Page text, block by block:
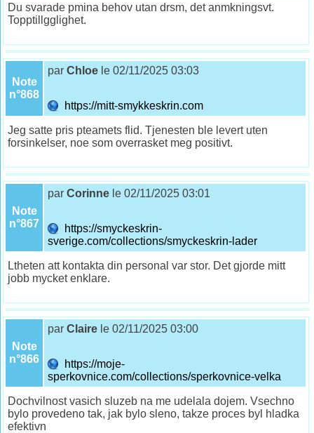
Du svarade pmina behov utan drsm, det anmkningsvt.
Topptillgglighet.
Note
n°868
parChloe le 02/11/2025 03:03
https://mitt-smykkeskrin.com
Jeg satte pris pteamets flid. Tjenesten ble levert uten
forsinkelser, noe som overrasket meg positivt.
Note
n°867
parCorinne le 02/11/2025 03:01
https://smyckeskrin-
sverige.com/collections/smyckeskrin-lader
Ltheten att kontakta din personal var stor. Det gjorde mitt
jobb mycket enklare.
Note
n°866
parClaire le 02/11/2025 03:00
https://moje-
sperkovnice.com/collections/sperkovnice-velka
Dochvilnost vasich sluzeb na me udelala dojem. Vsechno
bylo provedeno tak, jak bylo sleno, takze proces byl hladka
efektivn